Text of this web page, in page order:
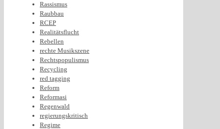
Rassismus
Raubbau
RCEP
Realitätsflucht
Rebellen
rechte Musikszene
Rechtspopulismus
Recycling
red tagging
Reform
Reformasi
Regenwald
regierungskritisch
Regime